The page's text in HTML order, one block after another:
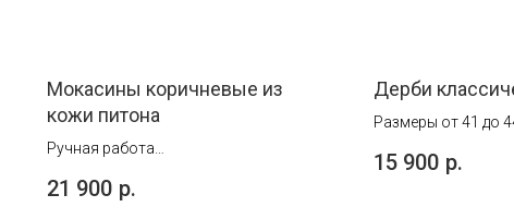
Мокасины коричневые из
кожи питона
Ручная работа
21 900 р.
Дерби
Размеры от 41 до
15 900 р.